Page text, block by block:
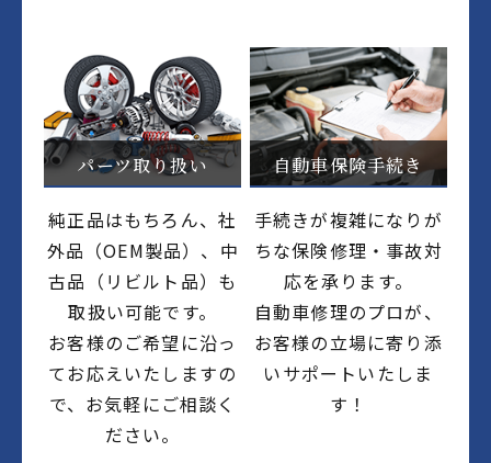
パーツ取り扱い
純正品はもちろん、社
外品（OEM製品）、中
古品（リビルト品）も
取扱い可能です。
お客様のご希望に沿っ
てお応えいたしますの
で、お気軽にご相談く
ださい。
自動車保険手続き
手続きが複雑になりが
ちな保険修理・事故対
応を承ります。
自動車修理のプロが、
お客様の立場に寄り添
いサポートいたしま
す！